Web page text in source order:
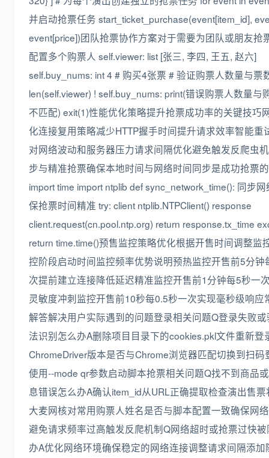
并启动抢票任务 start_ticket_purchase(event[item_id],
event[price])团队抢票协作方案对于需要为团队或朋友抢
配置多个购票人 self.viewer: list [张三, 李四, 王五, 赵六]
self.buy_nums: int 4 # 购买4张票 # 验证购票人数量与票
len(self.viewer) ! self.buy_nums: print(错误购票人数量与
不匹配) exit(1)性能优化策略提升抢票成功率的关键技巧
化连接复用策略减少HTTP握手时间提升请求效率智能重
对网络波动和服务器压力请求间隔优化避免触发反爬虫
步与精准抢票确保本地时间与网络时间同步是成功抢票
import time import ntplib def sync_network_time(): 同步
保抢票时间精准 try: client ntplib.NTPClient() response
client.request(cn.pool.ntp.org) return response.tx_time
return time.time()预售监控策略优化根据开售时间调整监
控阶段启动时间监控频率优势说明预热监控开售前5分钟
次提前建立连接降低延迟精准监控开售前1分钟每5秒一
灵敏度冲刺监控开售前10秒每0.5秒一次实现毫秒级响应
解答解决用户实际遇到的问题登录相关问题Q登录失败
法识别怎么办A删除项目目录下的cookies.pkl文件重新登
ChromeDriver版本是否与Chrome浏览器匹配切换到扫码
使用--mode qr参数启动脚本抢票相关问题Q找不到商品
息错误怎么办A确认item_id从URL正确提取检查演出售
大麦网核对常用购票人姓名是否与脚本配置一致确保网
避免请求频率过高触发反爬机制Q网络超时或抢票过快
办A优化网络环境确保稳定的网络连接调整请求间隔添加